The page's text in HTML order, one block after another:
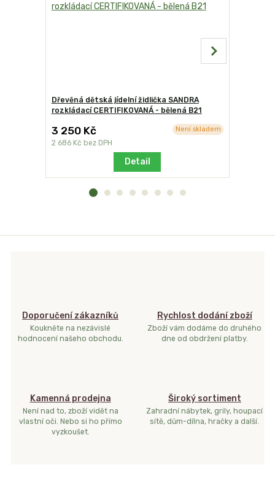
Dřevěná dětská jídelní židlička SANDRA
rozkládací CERTIFIKOVANÁ - bělená B21
3 250 Kč
2 686 Kč bez DPH
Není skladem
Detail
Doporučení zákazníků
Koukněte na nezávislé
hodnocení našeho obchodu.
Rychlost dodání zboží
Zboží vám dodáme do druhého
dne od obdržení platby.
Kamenná prodejna
Není nad to, zboží vidět na
vlastní oči. Nebo si ho přímo
vyzkoušet.
Široký sortiment
Zahradní nábytek, grily, houpací
sítě, dům-dílna, hračky a další.